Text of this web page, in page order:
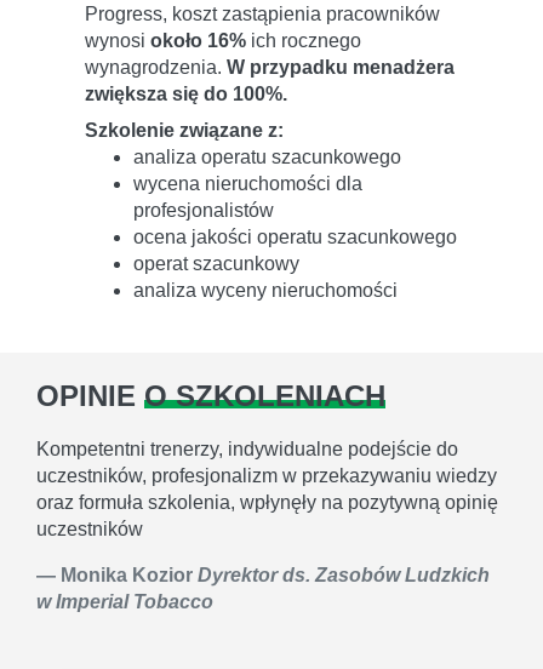
Progress, koszt zastąpienia pracowników
wynosi około 16% ich rocznego
wynagrodzenia. W przypadku menadżera
zwiększa się do 100%.
Szkolenie związane z:
analiza operatu szacunkowego
wycena nieruchomości dla
profesjonalistów
ocena jakości operatu szacunkowego
operat szacunkowy
analiza wyceny nieruchomości
OPINIE O SZKOLENIACH
Kompetentni trenerzy, indywidualne podejście do
uczestników, profesjonalizm w przekazywaniu wiedzy
oraz formuła szkolenia, wpłynęły na pozytywną opinię
uczestników
Monika Kozior Dyrektor ds. Zasobów Ludzkich
w Imperial Tobacco